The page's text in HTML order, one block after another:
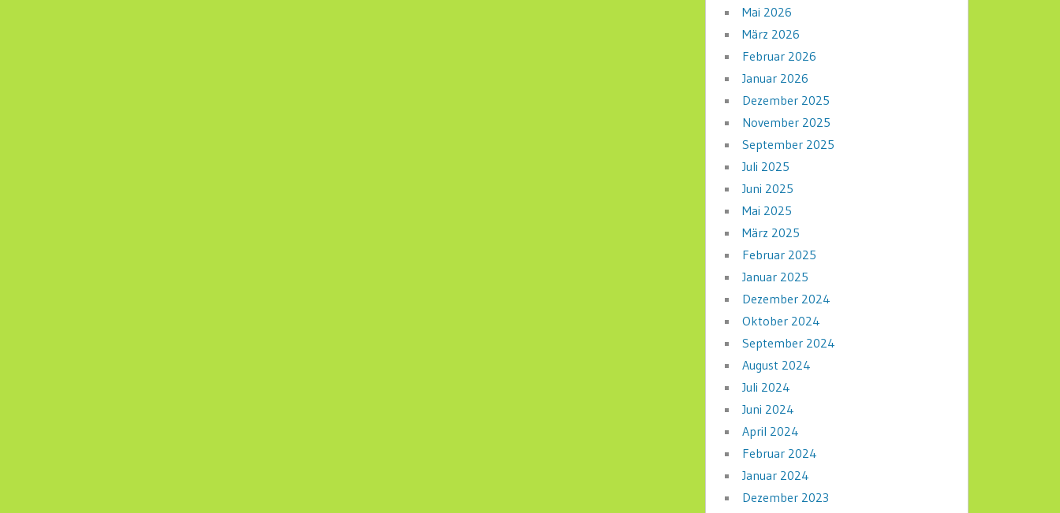
Mai 2026
März 2026
Februar 2026
Januar 2026
Dezember 2025
November 2025
September 2025
Juli 2025
Juni 2025
Mai 2025
März 2025
Februar 2025
Januar 2025
Dezember 2024
Oktober 2024
September 2024
August 2024
Juli 2024
Juni 2024
April 2024
Februar 2024
Januar 2024
Dezember 2023